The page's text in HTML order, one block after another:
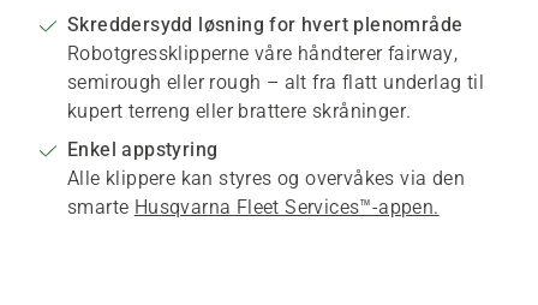
Skreddersydd løsning for hvert plenområde
Robotgressklipperne våre håndterer fairway,
semirough eller rough – alt fra flatt underlag til
kupert terreng eller brattere skråninger.
Enkel appstyring
Alle klippere kan styres og overvåkes via den
smarte Husqvarna Fleet Services™-appen.